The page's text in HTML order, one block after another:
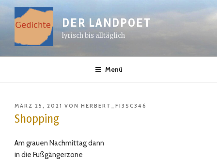
Inhalt
springen
DER LANDPOET
lyrisch bis alltäglich
Menü
VERÖFFENTLICHT
AM
MÄRZ 25, 2021 VON HERBERT_FI3SC346
Shopping
Am grauen Nachmittag dann
in die Fußgängerzone